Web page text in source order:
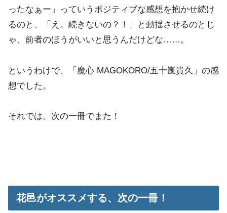
ったなぁー」っていうポジティブな感想を抱かせ続け
るのと、「え。続きないの？！」と動揺させるのとじ
ゃ、前者のほうがいいと思うんだけどな……。
というわけで、「魔心 MAGOKORO/五十嵐貴久」の感
想でした。
それでは、次の一冊でまた！
花邑がオススメする、次の一冊！